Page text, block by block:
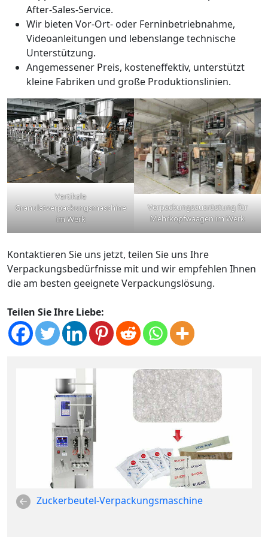
After-Sales-Service.
Wir bieten Vor-Ort- oder Ferninbetriebnahme,
Videoanleitungen und lebenslange technische
Unterstützung.
Angemessener Preis, kosteneffektiv, unterstützt
kleine Fabriken und große Produktionslinien.
Vertikale
Granulatverpackungsmaschine
im Werk
Verpackungsausrüstung für
Mehrkopfwaagen im Werk
Kontaktieren Sie uns jetzt, teilen Sie uns Ihre
Verpackungsbedürfnisse mit und wir empfehlen Ihnen
die am besten geeignete Verpackungslösung.
Teilen Sie Ihre Liebe:
Zuckerbeutel-Verpackungsmaschine